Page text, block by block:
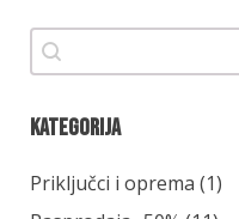
Pretraži
Pretraži
Kategorija
Kategorija
Priključci i oprema (1)